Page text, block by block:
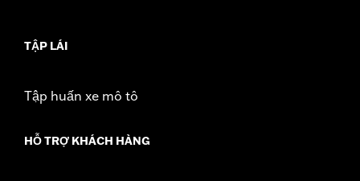
TẬP LÁI
Tập huấn xe mô tô
HỖ TRỢ KHÁCH HÀNG